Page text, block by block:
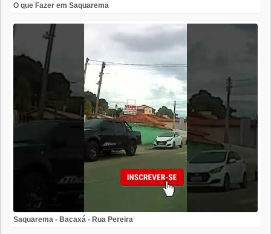
O que Fazer em Saquarema
Saquarema - Bacaxá - Rua Pereira